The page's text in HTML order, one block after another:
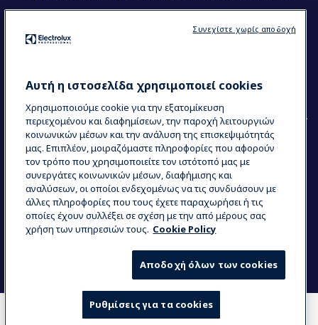
COMPARE WHERE TO BUY
Electrolux Professional Ακαδημία Chef
COUNTRY AND LANGUAGE
Η ΕΠΙΛΟΓΉ ΣΑΣ: ΕΛΛΗΝΙΚΆ
Data Privacy Statement
Cookie Policy
Όροι και προϋποθέσεις
Αυτή η ιστοσελίδα χρησιμοποιεί cookies
Χρησιμοποιούμε cookie για την εξατομίκευση
περιεχομένου και διαφημίσεων, την παροχή λειτουργιών
κοινωνικών μέσων και την ανάλυση της επισκεψιμότητάς
μας. Επιπλέον, μοιραζόμαστε πληροφορίες που αφορούν
τον τρόπο που χρησιμοποιείτε τον ιστότοπό μας με
συνεργάτες κοινωνικών μέσων, διαφήμισης και
αναλύσεων, οι οποίοι ενδεχομένως να τις συνδυάσουν με
άλλες πληροφορίες που τους έχετε παραχωρήσει ή τις
οποίες έχουν συλλέξει σε σχέση με την από μέρους σας
χρήση των υπηρεσιών τους. Cookie Policy
Αποδοχή όλων των cookies
Ρυθμίσεις για τα cookies
Συνεχίστε χωρίς αποδοχή